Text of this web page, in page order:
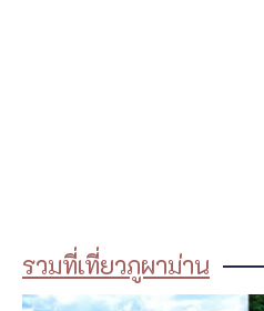
รวมที่เที่ยวภูผาม่าน